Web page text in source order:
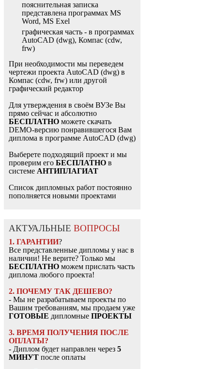
пояснительная записка
представлена программах MS
Word, MS Exel
графическая часть - в программах
AutoCAD (dwg), Компас (cdw,
frw)
При необходимости мы переведем
чертежи проекта AutoCAD (dwg) в
Компас (cdw, frw) или другой
графический редактор
Для утверждения в своём ВУЗе Вы
прямо сейчас и абсолютно
БЕСПЛАТНО можете скачать
DEMO-версию понравившегося Вам
диплома в программе AutoCAD (dwg)
Выберете подходящий проект и мы
проверим его БЕСПЛАТНО в
системе АНТИПЛАГИАТ
Список дипломных работ постоянно
пополняется новыми проектами
АКТУАЛЬНЫЕ ВОПРОСЫ
1. ГАРАНТИИ?
Все представленные дипломы у нас в
наличии! Не верите? Только мы
БЕСПЛАТНО можем прислать часть
диплома любого проекта!
2. ПОЧЕМУ ТАК ДЕШЕВО?
- Мы не разрабатываем проекты по
Вашим требованиям, мы продаем уже
ГОТОВЫЕ дипломные ПРОЕКТЫ
3. ВРЕМЯ ПОЛУЧЕНИЯ ПОСЛЕ
ОПЛАТЫ?
- Диплом будет направлен через 5
МИНУТ после оплаты